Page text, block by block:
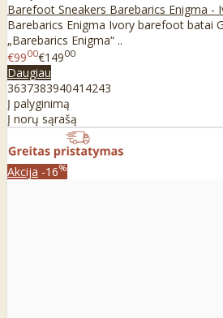
Barefoot Sneakers Barebarics Enigma -
Barebarics Enigma Ivory barefoot batai
„Barebarics Enigma“ ..
€9900€14900
Daugiau
363738394041 4243
Į palyginimą
Į norų sąrašą
Akcija -16%